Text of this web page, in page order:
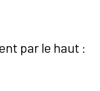
par le haut :